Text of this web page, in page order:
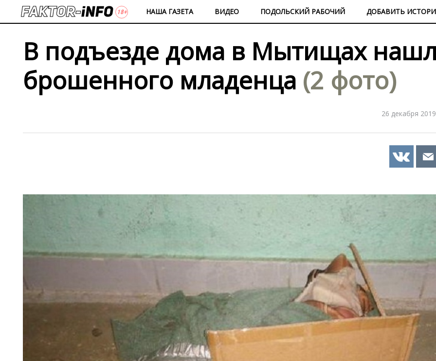
НАША ГАЗЕТА ВИДЕО ПОДОЛЬСКИЙ РАБОЧИЙ ДОБАВИТЬ
В подъезде дома в Мытищах
брошенного младенца (2 фото)
26 декабря